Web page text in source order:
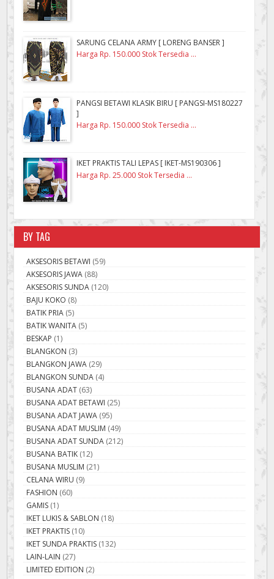
SARUNG CELANA ARMY [ LORENG BANSER ]
Harga Rp. 150.000 Stok Tersedia ...
PANGSI BETAWI KLASIK BIRU [ PANGSI-MS180227
]
Harga Rp. 150.000 Stok Tersedia ...
IKET PRAKTIS TALI LEPAS [ IKET-MS190306 ]
Harga Rp. 25.000 Stok Tersedia ...
BY TAG
AKSESORIS BETAWI (59)
AKSESORIS JAWA (88)
AKSESORIS SUNDA (120)
BAJU KOKO (8)
BATIK PRIA (5)
BATIK WANITA (5)
BESKAP (1)
BLANGKON (3)
BLANGKON JAWA (29)
BLANGKON SUNDA (4)
BUSANA ADAT (63)
BUSANA ADAT BETAWI (25)
BUSANA ADAT JAWA (95)
BUSANA ADAT MUSLIM (49)
BUSANA ADAT SUNDA (212)
BUSANA BATIK (12)
BUSANA MUSLIM (21)
CELANA WIRU (9)
FASHION (60)
GAMIS (1)
IKET LUKIS & SABLON (18)
IKET PRAKTIS (10)
IKET SUNDA PRAKTIS (132)
LAIN-LAIN (27)
LIMITED EDITION (2)